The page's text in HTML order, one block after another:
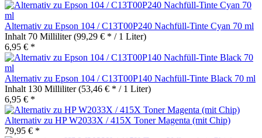
Alternativ zu Epson 104 / C13T00P240 Nachfüll-Tinte Cyan 70 ml
Inhalt 70 Milliliter(99,29 € * / 1 Liter)
6,95 € *
Alternativ zu Epson 104 / C13T00P140 Nachfüll-Tinte Black 70 ml
Inhalt 130 Milliliter(53,46 € * / 1 Liter)
6,95 € *
Alternativ zu HP W2033X / 415X Toner Magenta (mit Chip)
79,95 € *